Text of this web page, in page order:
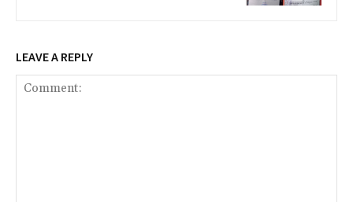
LEAVE A REPLY